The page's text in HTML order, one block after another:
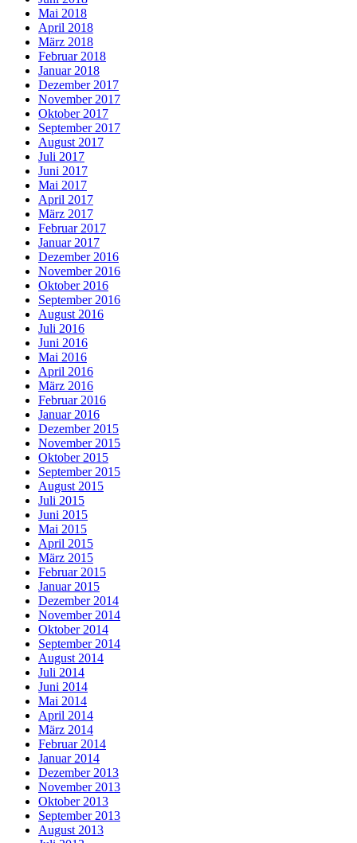
Mai 2018
April 2018
März 2018
Februar 2018
Januar 2018
Dezember 2017
November 2017
Oktober 2017
September 2017
August 2017
Juli 2017
Juni 2017
Mai 2017
April 2017
März 2017
Februar 2017
Januar 2017
Dezember 2016
November 2016
Oktober 2016
September 2016
August 2016
Juli 2016
Juni 2016
Mai 2016
April 2016
März 2016
Februar 2016
Januar 2016
Dezember 2015
November 2015
Oktober 2015
September 2015
August 2015
Juli 2015
Juni 2015
Mai 2015
April 2015
März 2015
Februar 2015
Januar 2015
Dezember 2014
November 2014
Oktober 2014
September 2014
August 2014
Juli 2014
Juni 2014
Mai 2014
April 2014
März 2014
Februar 2014
Januar 2014
Dezember 2013
November 2013
Oktober 2013
September 2013
August 2013